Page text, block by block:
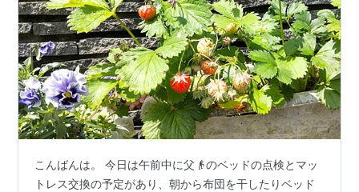
こんばんは。 今日は午前中に父👴のベッドの点検とマッ
トレス交換の予定があり、朝から布団を干したりベッド